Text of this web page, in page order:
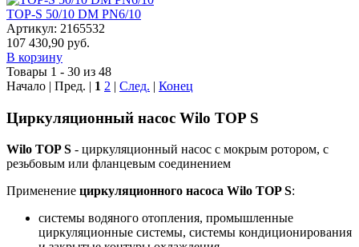
TOP-S 50/10 DM PN6/10
Артикул: 2165532
107 430,90 руб.
В корзину
Товары 1 - 30 из 48
Начало | Пред. | 1 2 | След. | Конец
Циркуляционный насос Wilo TOP S
Wilo TOP S - циркуляционный насос с мокрым ротором, с
резьбовым или фланцевым соединением
Применение циркуляционного насоса Wilo TOP S:
системы водяного отопления, промышленные
циркуляционные системы, системы кондиционирования